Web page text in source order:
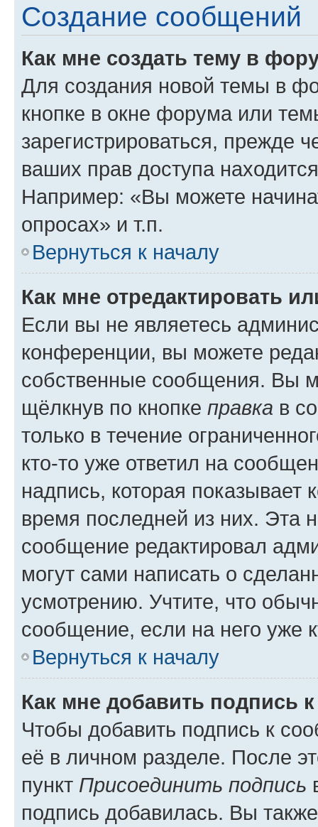
Создание сообщений
Как мне создать тему в
Для создания новой темы в
кнопке в окне форума или
зарегистрироваться, прежде
ваших прав доступа
Например: «Вы можете
опросах» и т.п.
Вернуться к началу
Как мне отредактировать
Если вы не являетесь
конференции, вы можете
собственные сообщения. Вы
щёлкнув по кнопке правка в
только в течение
кто-то уже ответил на
надпись, которая показывает
время последней из них. Эта
сообщение редактировал
могут сами написать о
усмотрению. Учтите, что
сообщение, если на него уже
Вернуться к началу
Как мне добавить подпись
Чтобы добавить подпись к
её в личном разделе. После
пункт Присоединить подпись
подпись добавилась. Вы